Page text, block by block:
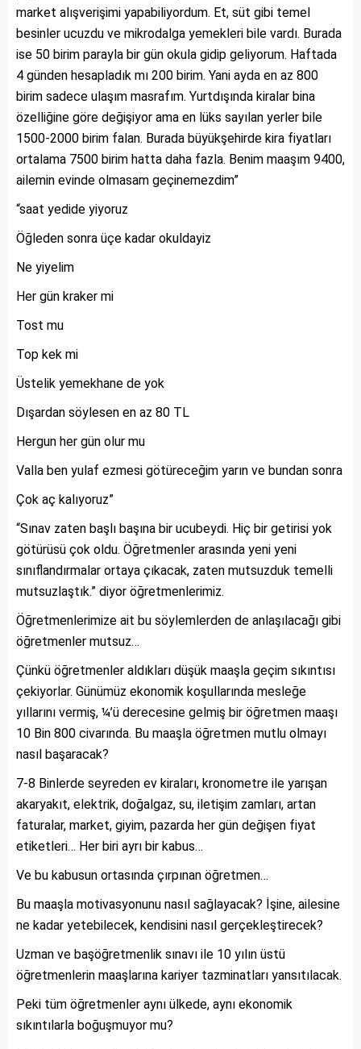
market alışverişimi yapabiliyordum. Et, süt gibi temel
besinler ucuzdu ve mikrodalga yemekleri bile vardı. Burada
ise 50 birim parayla bir gün okula gidip geliyorum. Haftada
4 günden hesapladık mı 200 birim. Yani ayda en az 800
birim sadece ulaşım masrafım. Yurtdışında kiralar bina
özelliğine göre değişiyor ama en lüks sayılan yerler bile
1500-2000 birim falan. Burada büyükşehirde kira fiyatları
ortalama 7500 birim hatta daha fazla. Benim maaşım 9400,
ailemin evinde olmasam geçinemezdim”
“saat yedide yiyoruz
Öğleden sonra üçe kadar okuldayiz
Ne yiyelim
Her gün kraker mi
Tost mu
Top kek mi
Üstelik yemekhane de yok
Dışardan söylesen en az 80 TL
Hergun her gün olur mu
Valla ben yulaf ezmesi götüreceğim yarın ve bundan sonra
Çok aç kalıyoruz”
“Sınav zaten başlı başına bir ucubeydi. Hiç bir getirisi yok
götürüsü çok oldu. Öğretmenler arasında yeni yeni
sınıflandırmalar ortaya çıkacak, zaten mutsuzduk temelli
mutsuzlaştık.” diyor öğretmenlerimiz.
Öğretmenlerimize ait bu söylemlerden de anlaşılacağı gibi
öğretmenler mutsuz…
Çünkü öğretmenler aldıkları düşük maaşla geçim sıkıntısı
çekiyorlar. Günümüz ekonomik koşullarında mesleğe
yıllarını vermiş, ¼’ü derecesine gelmiş bir öğretmen maaşı
10 Bin 800 civarında. Bu maaşla öğretmen mutlu olmayı
nasıl başaracak?
7-8 Binlerde seyreden ev kiraları, kronometre ile yarışan
akaryakıt, elektrik, doğalgaz, su, iletişim zamları, artan
faturalar, market, giyim, pazarda her gün değişen fiyat
etiketleri… Her biri ayrı bir kabus…
Ve bu kabusun ortasında çırpınan öğretmen…
Bu maaşla motivasyonunu nasıl sağlayacak? İşine, ailesine
ne kadar yetebilecek, kendisini nasıl gerçekleştirecek?
Uzman ve başöğretmenlik sınavı ile 10 yılın üstü
öğretmenlerin maaşlarına kariyer tazminatları yansıtılacak.
Peki tüm öğretmenler aynı ülkede, aynı ekonomik
sıkıntılarla boğuşmuyor mu?